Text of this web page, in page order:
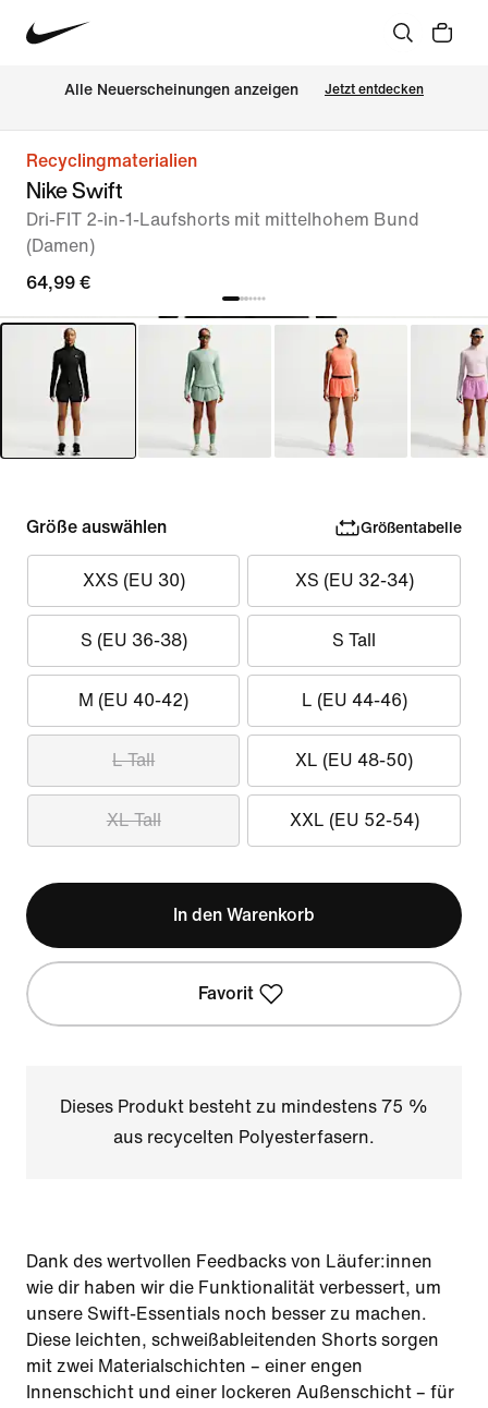
Alle Neuerscheinungen anzeigen Jetzt entdecken
Recyclingmaterialien
Nike Swift
Dri-FIT 2-in-1-Laufshorts mit mittelhohem Bund
(Damen)
64,99 €
Größe auswählen Größentabelle
XXS (EU 30) XS (EU 32-34)
S (EU 36-38) S Tall
M (EU 40-42) L (EU 44-46)
L Tall XL (EU 48-50)
XL Tall XXL (EU 52-54)
In den Warenkorb
Favorit
Dieses Produkt besteht zu mindestens 75 %
aus recycelten Polyesterfasern.
Dank des wertvollen Feedbacks von Läufer:innen
wie dir haben wir die Funktionalität verbessert, um
unsere Swift-Essentials noch besser zu machen.
Diese leichten, schweißableitenden Shorts sorgen
mit zwei Materialschichten – einer engen
Innenschicht und einer lockeren Außenschicht – für